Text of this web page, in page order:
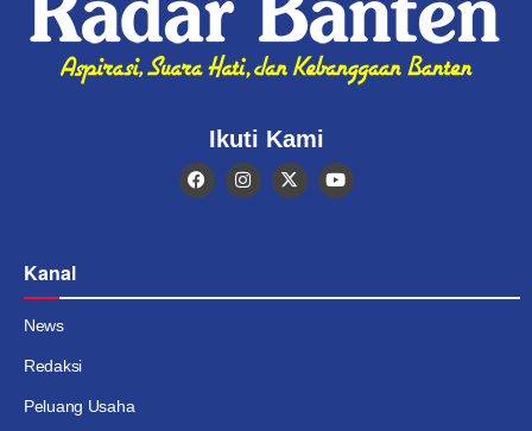
Ikuti Kami
Kanal
News
Redaksi
Peluang Usaha